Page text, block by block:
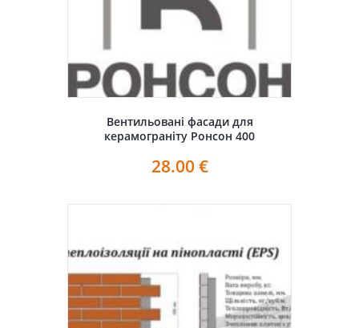
Вентильовані фасади для
керамограніту Ронсон 400
28.00 €